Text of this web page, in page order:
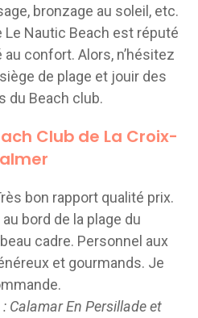
bronzage au soleil, etc.
Nautic Beach est réputé
confort. Alors, n’hésitez
de plage et jouir des
du Beach club.
Club de La Croix-
bon rapport qualité prix.
bord de la plage du
cadre. Personnel aux
et gourmands. Je
: Calamar En Persillade et